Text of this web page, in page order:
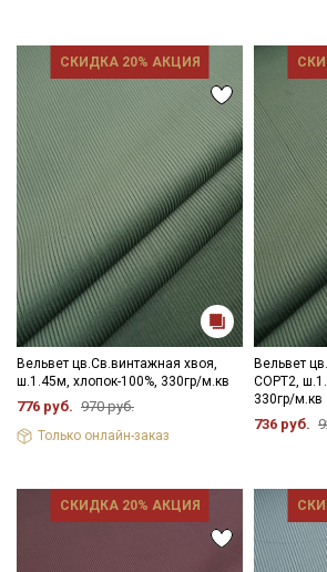
СКИДКА 20% АКЦИЯ
Вельвет цв.Св.винтажная хвоя,
ш.1.45м, хлопок-100%, 330гр/м.кв
776 руб. 970 руб.
Только онлайн-заказ
Вельвет
СОРТ2,
330гр/м.кв
736 руб.
СКИДКА 20% АКЦИЯ
Мы публикуем здесь
промокоды и скидки до
категории тканей